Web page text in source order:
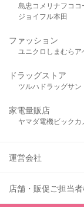
島忠 コメリ ナフコ コ
ジョイフル本田
ファッション
ユニクロ しまむら ア
ドラッグストア
ツルハドラッグサン
家電量販店
ヤマダ電機ビックカ
運営会社
店舗・販促ご担当